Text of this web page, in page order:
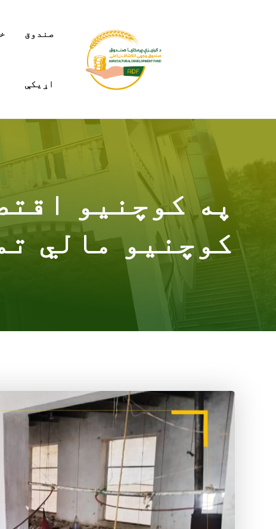
صندوق
اړیکې
په کوچنیو
کوچنیو مالي